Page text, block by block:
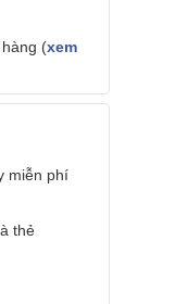
(xem
miễn phí
thẻ